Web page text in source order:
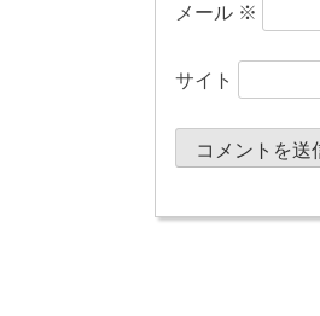
メール ※
サイト